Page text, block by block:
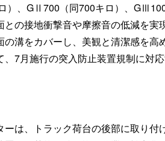
）、GⅡ700（同700キロ）、
の接地衝撃音や摩擦音の低減を実
の溝をカバーし、美観と清潔感を高
、7月施行の突入防止装置規制に対
ーは、トラック荷台の後部に取り付